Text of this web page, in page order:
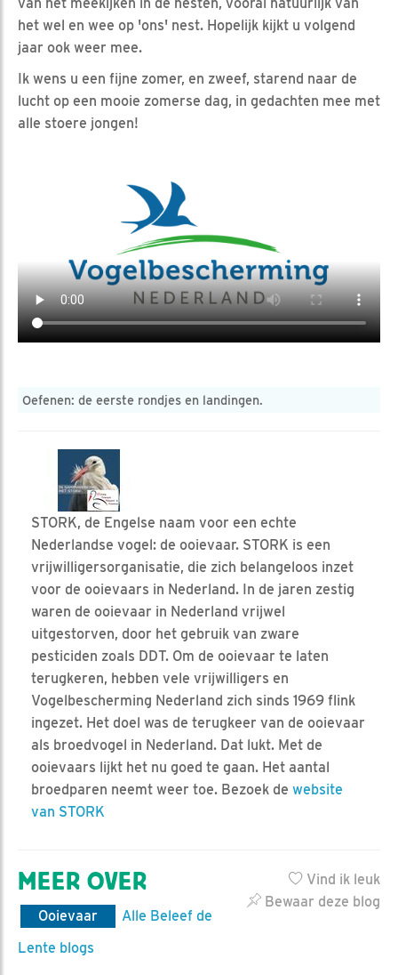
het wel en wee op 'ons' nest. Hopelijk kijkt u volgend
jaar ook weer mee.
Ik wens u een fijne zomer, en zweef, starend naar de
lucht op een mooie zomerse dag, in gedachten mee met
alle stoere jongen!
Oefenen: de eerste rondjes en landingen.
STORK, de Engelse naam voor een echte
Nederlandse vogel: de ooievaar. STORK is een
vrijwilligersorganisatie, die zich belangeloos inzet
voor de ooievaars in Nederland. In de jaren zestig
waren de ooievaar in Nederland vrijwel
uitgestorven, door het gebruik van zware
pesticiden zoals DDT. Om de ooievaar te laten
terugkeren, hebben vele vrijwilligers en
Vogelbescherming Nederland zich sinds 1969 flink
ingezet. Het doel was de terugkeer van de ooievaar
als broedvogel in Nederland. Dat lukt. Met de
ooievaars lijkt het nu goed te gaan. Het aantal
broedparen neemt weer toe. Bezoek de website
van STORK
Vind ik leuk
Bewaar deze blog
MEER OVER
Ooievaar
Alle Beleef de
Lente blogs